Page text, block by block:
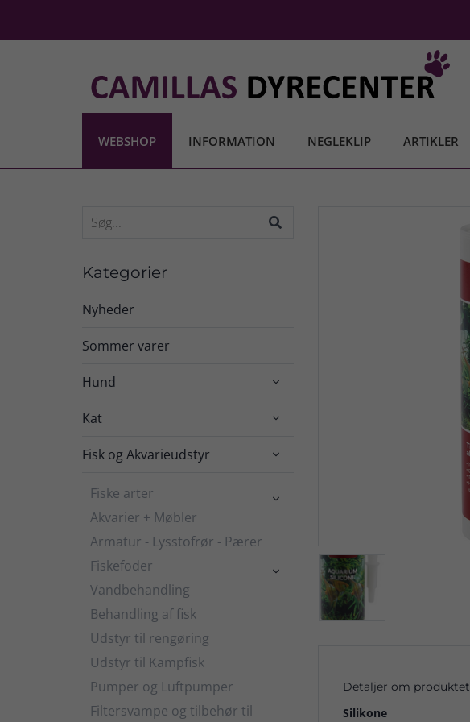
WEBSHOP INFORMATION NEGLEKLIP ARTIKLER
Kategorier
Nyheder
Sommer varer
Hund 
Kat 
Fisk og Akvarieudstyr 
Fiske arter 
Akvarier + Møbler
Armatur - Lysstofrør - Pærer
Fiskefoder

Vandbehandling
Behandling af fisk
Udstyr til rengøring
Udstyr til Kampfisk
Pumper og Luftpumper
Filtersvampe og tilbehør til
Detaljer om produktet
Silikone